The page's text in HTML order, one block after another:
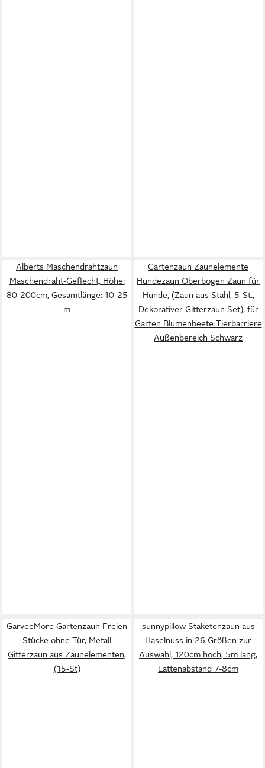
Alberts Maschendrahtzaun
Maschendraht-Geflecht, Höhe:
80-200cm, Gesamtlänge: 10-25
m
Gartenzaun Zaunelemente
Hundezaun Oberbogen Zaun für
Hunde, (Zaun aus Stahl, 5-St.,
Dekorativer Gitterzaun Set), für
Garten Blumenbeete Tierbarriere
Außenbereich Schwarz
GarveeMore Gartenzaun Freien
Stücke ohne Tür, Metall
Gitterzaun aus Zaunelementen,
(15-St)
sunnypillow Staketenzaun aus
Haselnuss in 26 Größen zur
Auswahl, 120cm hoch, 5m lang,
Lattenabstand 7-8cm